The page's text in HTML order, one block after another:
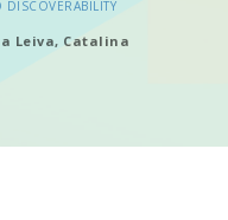
Leiva, Catalina